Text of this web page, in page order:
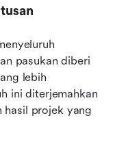
pasukan diberi
lebih
ini diterjemahkan
hasil projek yang